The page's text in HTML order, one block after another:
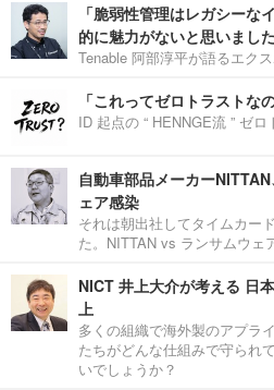
「脆弱性管理はレガシーな
的に魅力がないと思いまし
Tenable 阿部淳平が語るエク
「これってゼロトラストな
ID 起点の “ HENNGE流 ” ゼ
自動車部品メーカー
ェア感染
それは朝出社してタイムカー
た。NITTAN vs ランサムウェ
NICT 井上大介が考える 日
上
多くの組織で海外製のアプラ
たちがどんな仕組みで守られ
いでしょうか？